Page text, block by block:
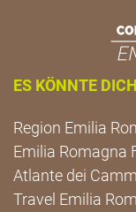
ES KÖNNTE
Region Emilia
Emilia Romagna
Atlante dei
Travel Emilia